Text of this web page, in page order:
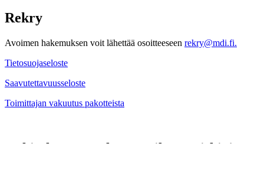
Rekry
Avoimen hakemuksen voit lähettää osoitteeseen rekry@mdi.fi.
Tietosuojaseloste
Saavutettavuusseloste
Toimittajan vakuutus pakotteista
Kehityksessä mukana – tilaa uutiskirje